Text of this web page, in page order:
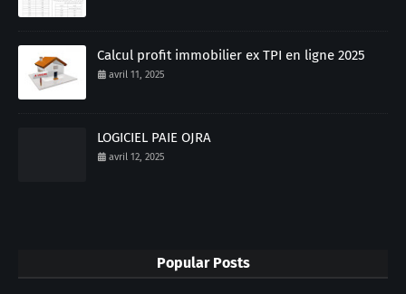
Calcul profit immobilier ex TPI en ligne 2025
avril 11, 2025
LOGICIEL PAIE OJRA
avril 12, 2025
Popular Posts